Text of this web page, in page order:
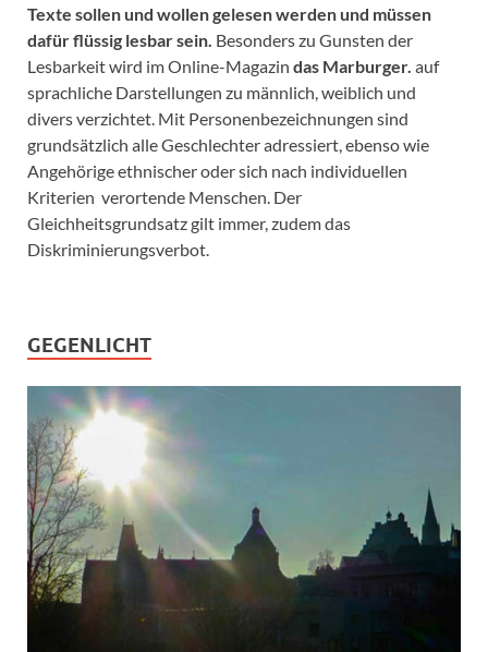
Texte sollen und wollen gelesen werden und müssen
dafür flüssig lesbar sein. Besonders zu Gunsten der
Lesbarkeit wird im Online-Magazin das Marburger. auf
sprachliche Darstellungen zu männlich, weiblich und
divers verzichtet. Mit Personenbezeichnungen sind
grundsätzlich alle Geschlechter adressiert, ebenso wie
Angehörige ethnischer oder sich nach individuellen
Kriterien verortende Menschen. Der
Gleichheitsgrundsatz gilt immer, zudem das
Diskriminierungsverbot.
GEGENLICHT